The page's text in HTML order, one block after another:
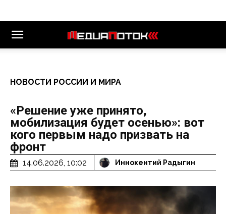
НОВОСТИ РОССИИ И МИРА
«Решение уже принято,
мобилизация будет осенью»: вот
кого первым надо призвать на
фронт
14.06.2026, 10:02 Иннокентий Радыгин